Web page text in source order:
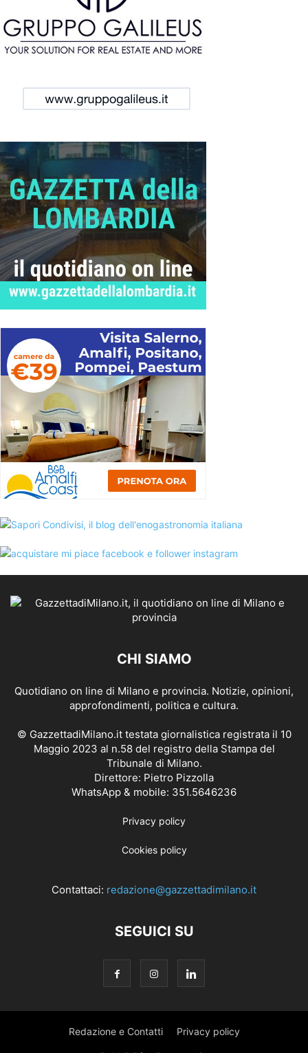
CHI SIAMO
Quotidiano on line di Milano e provincia. Notizie, opinioni,
approfondimenti, politica e cultura.
© GazzettadiMilano.it testata giornalistica registrata il 10
Maggio 2023 al n.58 del registro della Stampa del
Tribunale di Milano.
Direttore: Pietro Pizzolla
WhatsApp & mobile: 351.5646236
Privacy policy
Cookies policy
Contattaci: redazione@gazzettadimilano.it
SEGUICI SU
Redazione e Contatti Privacy policy